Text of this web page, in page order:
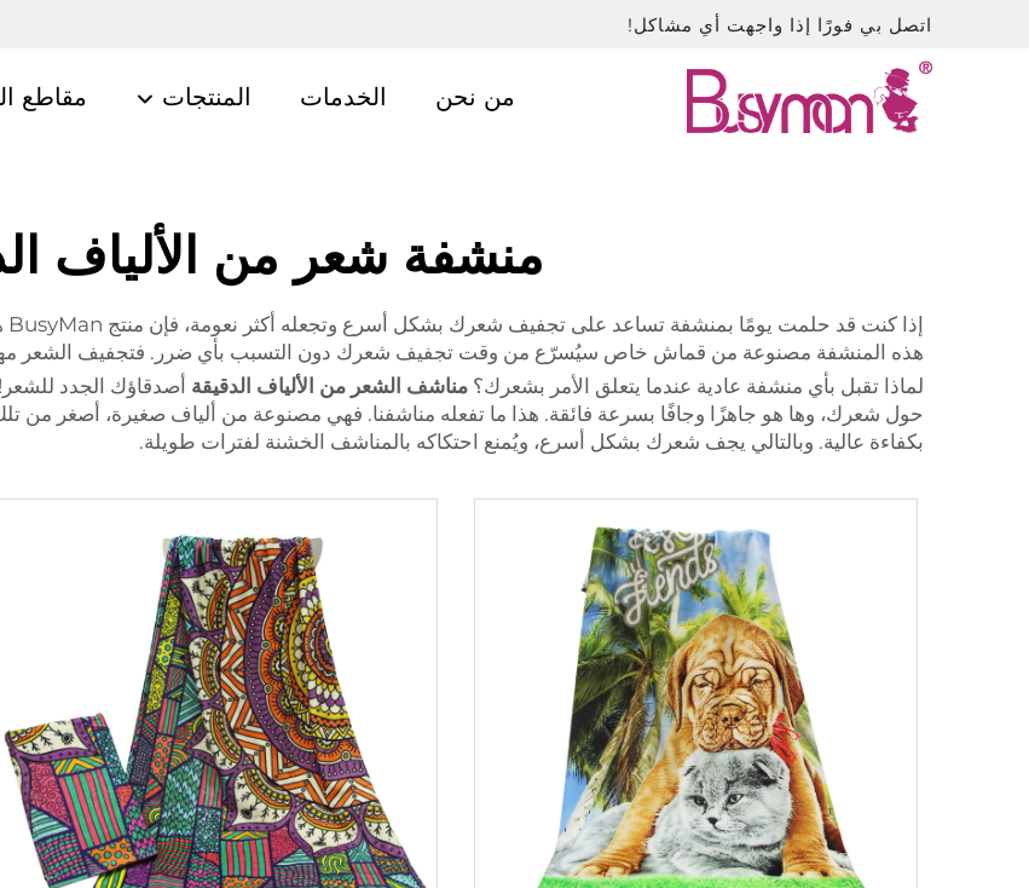
اتصل بي فورًا إذا واجهت أي مشاكل!
من نحن الخدمات المنتجات مقاطع
منشفة شعر من الألياف
إذا كنت قد حلمت يومًا بمنشفة تساعد على تجفيف شعرك بشكل أسرع وتجعله أكثر نعومة، فإن منتج BusyMan هذا هو الحل المثالي لك!
هذه المنشفة مصنوعة من قماش خاص سيُسرّع من وقت تجفيف شعرك دون التسبب بأي ضرر. فتجفيف الشعر
لماذا تقبل بأي منشفة عادية عندما يتعلق الأمر بشعرك؟ مناشف الشعر من الألياف الدقيقة أصدقاؤك الجدد
حول شعرك، وها هو جاهزًا وجافًا بسرعة فائقة. هذا ما تفعله مناشفنا. فهي مصنوعة من ألياف صغيرة، أصغر من
بكفاءة عالية. وبالتالي يجف شعرك بشكل أسرع، ويُمنع احتكاكه بالمناشف الخشنة لفترات طويلة.